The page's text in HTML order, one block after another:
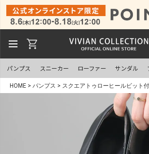
パンプス スニーカー ローファー サンダル
HOME パンプス スクエアトゥローヒールビット